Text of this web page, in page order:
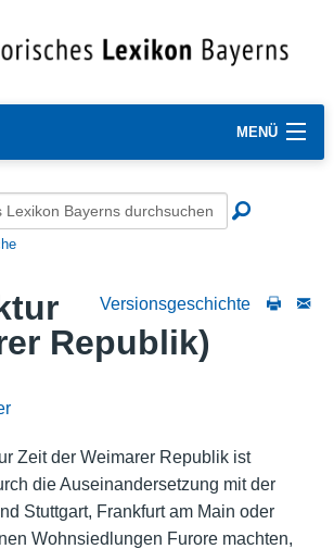
MENÜ
Versionsgeschichte
Republik)
Zeit der Weimarer Republik ist
die Auseinandersetzung mit der
Stuttgart, Frankfurt am Main oder
Wohnsiedlungen Furore machten,